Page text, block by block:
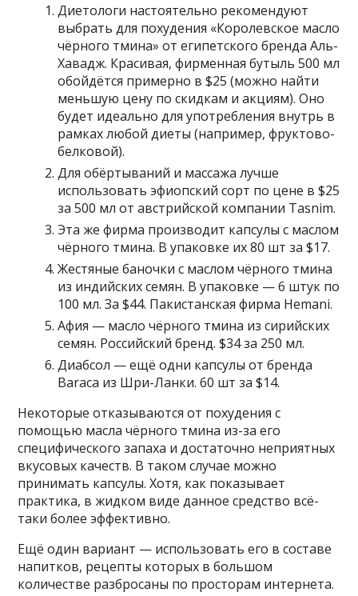
Диетологи настоятельно рекомендуют
выбрать для похудения «Королевское масло
чёрного тмина» от египетского бренда Аль-
Хавадж. Красивая, фирменная бутыль 500 мл
обойдётся примерно в $25 (можно найти
меньшую цену по скидкам и акциям). Оно
будет идеально для употребления внутрь в
рамках любой диеты (например, фруктово-
белковой).
Для обёртываний и массажа лучше
использовать эфиопский сорт по цене в $25
за 500 мл от австрийской компании Tasnim.
Эта же фирма производит капсулы с маслом
чёрного тмина. В упаковке их 80 шт за $17.
Жестяные баночки с маслом чёрного тмина
из индийских семян. В упаковке — 6 штук по
100 мл. За $44. Пакистанская фирма Hemani.
Афия — масло чёрного тмина из сирийских
семян. Российский бренд. $34 за 250 мл.
Диабсол — ещё одни капсулы от бренда
Baraca из Шри-Ланки. 60 шт за $14.
Некоторые отказываются от похудения с
помощью масла чёрного тмина из-за его
специфического запаха и достаточно неприятных
вкусовых качеств. В таком случае можно
принимать капсулы. Хотя, как показывает
практика, в жидком виде данное средство всё-
таки более эффективно.
Ещё один вариант — использовать его в составе
напитков, рецепты которых в большом
количестве разбросаны по просторам интернета.